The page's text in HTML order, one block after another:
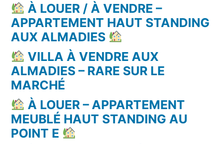
À LOUER / À VENDRE –
APPARTEMENT HAUT STANDING
AUX ALMADIES
VILLA À VENDRE AUX
ALMADIES – RARE SUR LE
MARCHÉ
À LOUER – APPARTEMENT
MEUBLÉ HAUT STANDING AU
POINT E